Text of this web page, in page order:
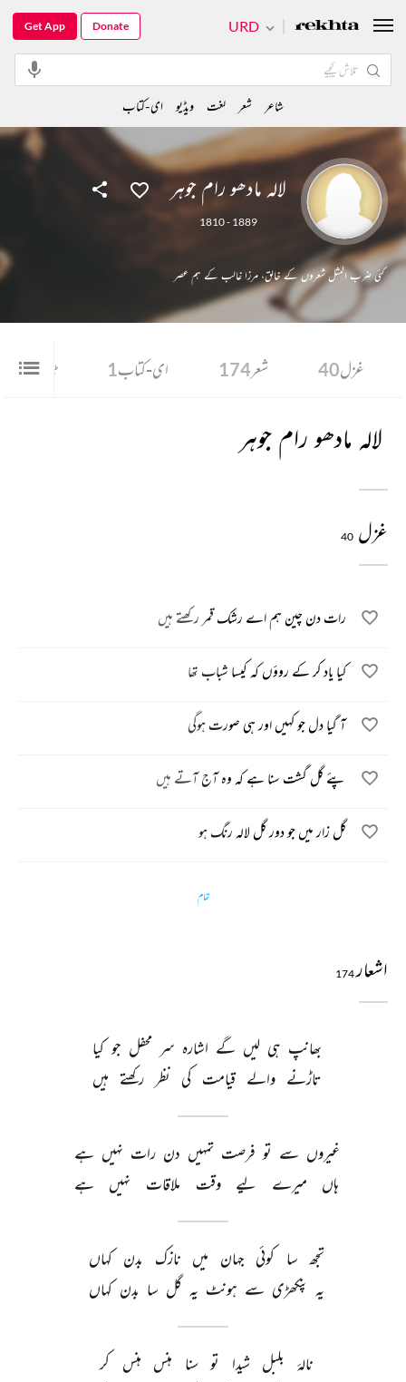
لالہ مادھو رام جوہر
1810 - 1889
کئی ضرب المثل شعروں کے خالق، مرزا غالب کے ہم عصر
غزل40 شعر174 ای-کتاب1 ٹاپ ٢٠ شاعری
لالہ مادھو رام جوہر
غزل 40
رات دن چین ہم اے رشک قمر رکھتے ہیں
کیا یاد کر کے روؤں کہ کیسا شباب تھا
آ گیا دل جو کہیں اور ہی صورت ہوگی
پئے گل گشت سنا ہے کہ وہ آج آتے ہیں
گل زار میں جو دور گل لالہ رنگ ہو
تمام
اشعار174
بھانپ ہی لیں گے اشارہ سر محفل جو کیا
تاڑنے والے قیامت کی نظر رکھتے ہیں
غیروں سے تو فرصت تمہیں دن رات نہیں ہے
ہاں
میرے لیے وقت ملاقات نہیں ہے
تجھ سا کوئی جہان میں نازک بدن کہاں
یہ پنکھڑی سے ہونٹ یہ گل سا بدن کہاں
نالۂ بلبل شیدا تو سنا ہنس ہنس
کر
URD
Get App Donate
شاعر شعر لغت ویڈیو ای-کتاب